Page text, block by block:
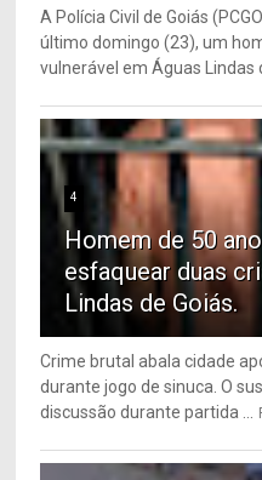
A Polícia Civil de Goiás
último domingo (23), um
vulnerável em Águas Lindas
4
Homem de 50
esfaquear duas
Lindas de Goiás.
Crime brutal abala cidade
durante jogo de sinuca. O
discussão durante partida ...